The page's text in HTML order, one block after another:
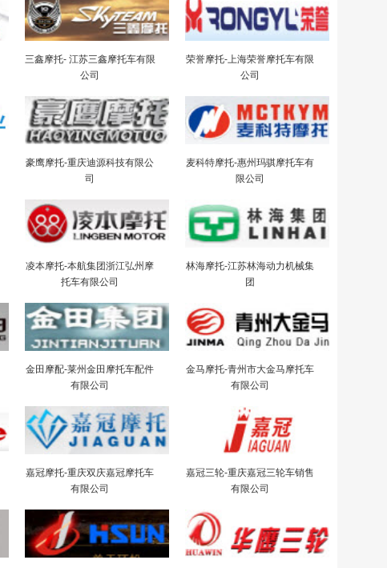
三鑫摩托- 江苏三鑫摩托车有限
公司
荣誉摩托-上海荣誉摩托车有限
公司
豪鹰摩托-重庆迪源科技有限公
司
麦科特摩托-惠州玛骐摩托车有
限公司
凌本摩托-本航集团浙江弘州摩
托车有限公司
林海摩托-江苏林海动力机械集
团
金田摩配-莱州金田摩托车配件
有限公司
金马摩托-青州市大金马摩托车
有限公司
嘉冠摩托-重庆双庆嘉冠摩托车
有限公司
嘉冠三轮-重庆嘉冠三轮车销售
有限公司